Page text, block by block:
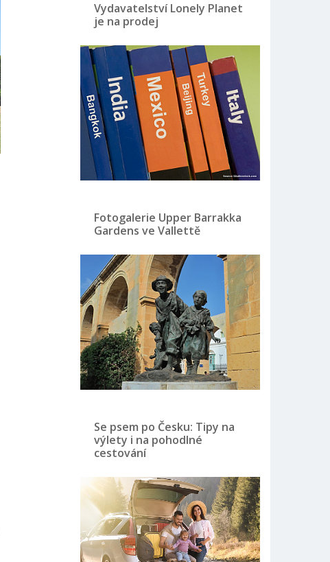
Vydavatelství Lonely Planet
je na prodej
Fotogalerie Upper Barrakka
Gardens ve Vallettě
Se psem po Česku: Tipy na
výlety i na pohodlné
cestování